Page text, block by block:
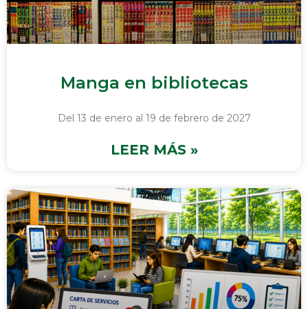
Manga en bibliotecas
Del 13 de enero al 19 de febrero de 2027
LEER MÁS »